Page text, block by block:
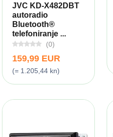
JVC KD-X482DBT
autoradio
Bluetooth®
telefoniranje ...
(0)
159,99 EUR
(= 1.205,44 kn)